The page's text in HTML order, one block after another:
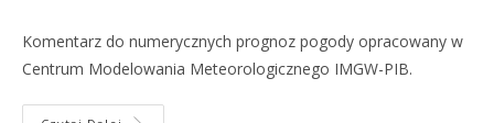
Komentarz do numerycznych prognoz pogody opracowany w
Centrum Modelowania Meteorologicznego IMGW-PIB.